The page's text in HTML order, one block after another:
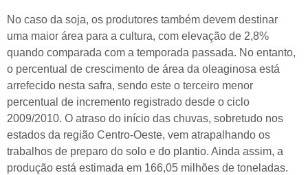
No caso da soja, os produtores também devem destinar
uma maior área para a cultura, com elevação de 2,8%
quando comparada com a temporada passada. No entanto,
o percentual de crescimento de área da oleaginosa está
arrefecido nesta safra, sendo este o terceiro menor
percentual de incremento registrado desde o ciclo
2009/2010. O atraso do início das chuvas, sobretudo nos
estados da região Centro-Oeste, vem atrapalhando os
trabalhos de preparo do solo e do plantio. Ainda assim, a
produção está estimada em 166,05 milhões de toneladas.